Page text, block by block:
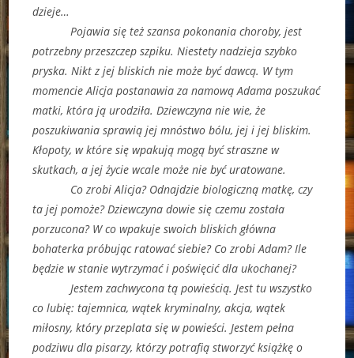
dzieje…
Pojawia się też szansa pokonania choroby, jest
potrzebny przeszczep szpiku. Niestety nadzieja szybko
pryska. Nikt z jej bliskich nie może być dawcą. W tym
momencie Alicja postanawia za namową Adama poszukać
matki, która ją urodziła. Dziewczyna nie wie, że
poszukiwania sprawią jej mnóstwo bólu, jej i jej bliskim.
Kłopoty, w które się wpakują mogą być straszne w
skutkach, a jej życie wcale może nie być uratowane.
Co zrobi Alicja? Odnajdzie biologiczną matkę, czy
ta jej pomoże? Dziewczyna dowie się czemu została
porzucona? W co wpakuje swoich bliskich główna
bohaterka próbując ratować siebie? Co zrobi Adam? Ile
będzie w stanie wytrzymać i poświęcić dla ukochanej?
Jestem zachwycona tą powieścią. Jest tu wszystko
co lubię: tajemnica, wątek kryminalny, akcja, wątek
miłosny, który przeplata się w powieści. Jestem pełna
podziwu dla pisarzy, którzy potrafią stworzyć książkę o